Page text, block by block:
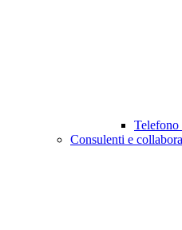
Telefono
Consulenti e